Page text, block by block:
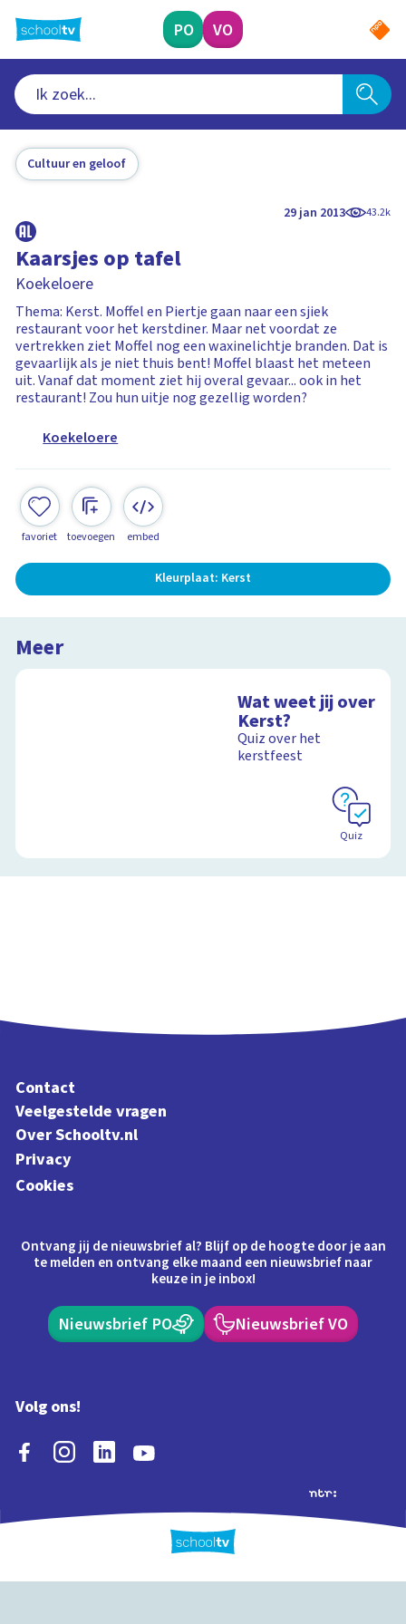
naar
hoofdinhoud
PO VO
Cultuur en geloof
29 jan 2013 43.2k
Kaarsjes op tafel
Koekeloere
Thema: Kerst. Moffel en Piertje gaan naar een sjiek
restaurant voor het kerstdiner. Maar net voordat ze
vertrekken ziet Moffel nog een waxinelichtje branden. Dat is
gevaarlijk als je niet thuis bent! Moffel blaast het meteen
uit. Vanaf dat moment ziet hij overal gevaar... ook in het
restaurant! Zou hun uitje nog gezellig worden?
Koekeloere
favoriet toevoegen embed
Kleurplaat: Kerst
Meer
Wat weet jij over
Kerst?
Quiz over het
kerstfeest
Quiz
Contact
Veelgestelde vragen
Over Schooltv.nl
Privacy
Cookies
Ontvang jij de nieuwsbrief al? Blijf op de hoogte door je aan
te melden en ontvang elke maand een nieuwsbrief naar
keuze in je inbox!
Nieuwsbrief PO Nieuwsbrief VO
Volg ons!